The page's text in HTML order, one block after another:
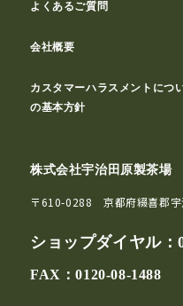
よくあるご質問
会社概要
カスタマーハラスメントにつ
の基本方針
株式会社宇治田原製茶場
〒610-0288 京都府綴喜郡宇
ショップダイヤル：
FAX：0120-08-1488